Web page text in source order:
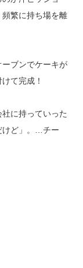
繁に持ち場を離
ブンでケーキが
て完成！
に持っていった
けど」。…チー